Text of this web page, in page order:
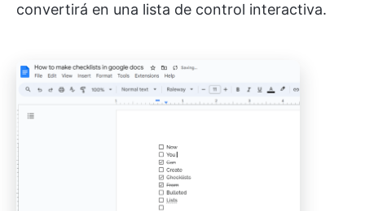
convertirá en una lista de control interactiva.